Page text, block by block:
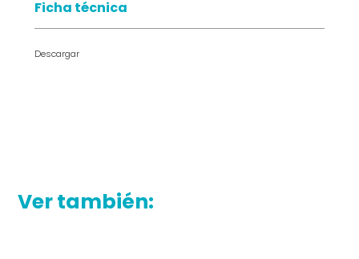
Ficha técnica
Descargar
Ver también: